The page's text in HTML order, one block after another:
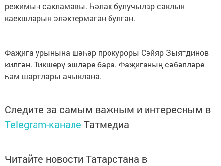
режимын сакламавы. Һәлак булучылар саклык
каекшларын эләктермәгән булган.
Фаҗига урынына шәһәр прокуроры Сәйяр Зыятдинов
килгән. Тикшерү эшләре бара. Фаҗиганың сәбәпләре
һәм шартлары ачыклана.
Следите за самым важным и интересным в
Telegram-канале Татмедиа
Читайте новости Татарстана в